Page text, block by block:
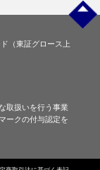
（東証グロース上
取扱いを行う事業
ークの付与認定を